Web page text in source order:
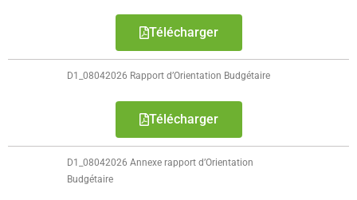
Télécharger
D1_08042026 Rapport d’Orientation Budgétaire
Télécharger
D1_08042026 Annexe rapport d’Orientation
Budgétaire